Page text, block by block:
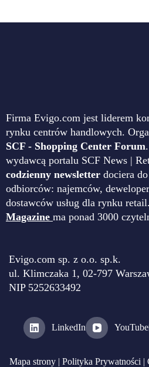
Firma Evigo.com jest liderem
rynku centrów handlowych.
SCF - Shopping Center Forum
wydawcą portalu SCF News |
codzienny newsletter dociera
odbiorców: najemców,
dostawców usług dla rynku
Magazine ma ponad 3000
Evigo.com sp. z o.o. sp.k.
ul. Klimczaka 1, 02-797
NIP 5252633492
LinkedIn YouTube
Mapa strony |Polityka Prywatności |